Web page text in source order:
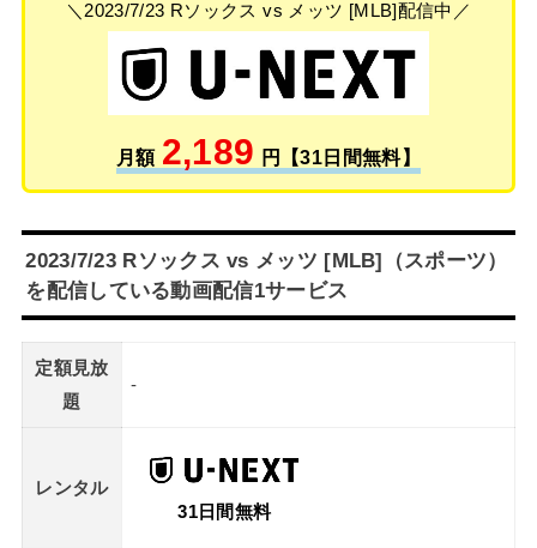
＼2023/7/23 Rソックス vs メッツ [MLB]配信中／
月額 2,189 円【31日間無料】
2023/7/23 Rソックス vs メッツ [MLB]（スポーツ）
を配信している動画配信1サービス
定額見放
題
-
レンタル
31日間無料